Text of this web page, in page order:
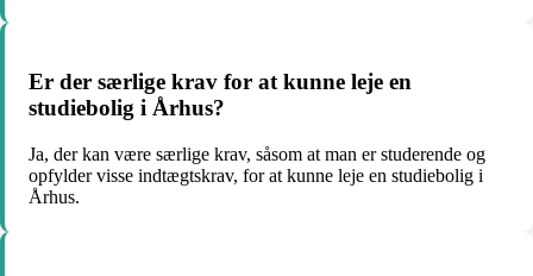
Er der særlige krav for at kunne leje en
studiebolig i Århus?
Ja, der kan være særlige krav, såsom at man er studerende og
opfylder visse indtægtskrav, for at kunne leje en studiebolig i
Århus.